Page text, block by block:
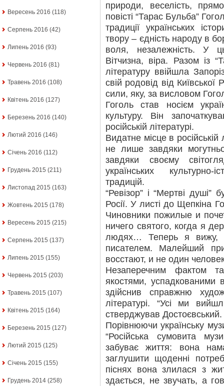
Вересень 2016 (118)
Серпень 2016 (42)
Липень 2016 (93)
Червень 2016 (81)
Травень 2016 (108)
Квітень 2016 (127)
Березень 2016 (140)
Лютий 2016 (146)
Січень 2016 (112)
Грудень 2015 (211)
Листопад 2015 (163)
Жовтень 2015 (178)
Вересень 2015 (215)
Серпень 2015 (137)
Липень 2015 (155)
Червень 2015 (203)
Травень 2015 (107)
Квітень 2015 (164)
Березень 2015 (127)
Лютий 2015 (125)
Січень 2015 (155)
Грудень 2014 (258)
природи, веселість,
повісті “Тарас Бульба”
традиції українських
твору – єдність народу в
воля, незалежність. У
Вітчизна, віра. Разом із
літературу ввійшла
свій родовід від Київської
сили, яку, за висловом
Гоголь став носієм
культуру. Він
російській літературі.
Видатне місце в російській
не лише завдяки
завдяки своєму
українських культурно-
традицій.
“Ревізор” і “Мертві душі”
Росії. У листі до Щепкіна
Чиновники пожилые и
ничего святого, когда я
людях… Теперь я вижу,
писателем. Малейший
восстают, и не один
Незаперечним фактом
якостями, успадкованими
здійснив справжню
літературі. “Усі ми
стверджував Достоєвський.
Порівнюючи українську
“Російська сумовита
забуває життя: вона
заглушити щоденні
піснях вона злилася з
здається, не звучать, а